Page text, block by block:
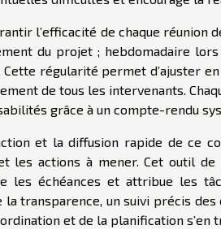
l’efficacité de chaque réunion
du projet ; hebdomadaire
Cette régularité permet d’ajuster
de tous les intervenants.
grâce à un compte-rendu
et la diffusion rapide de ce
les actions à mener. Cet outil
les échéances et attribue les
la transparence, un suivi précis
et de la planification